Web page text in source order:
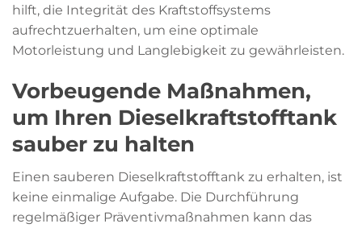
hilft, die Integrität des Kraftstoffsystems
aufrechtzuerhalten, um eine optimale
Motorleistung und Langlebigkeit zu gewährleisten.
Vorbeugende Maßnahmen,
um Ihren Dieselkraftstofftank
sauber zu halten
Einen sauberen Dieselkraftstofftank zu erhalten, ist
keine einmalige Aufgabe. Die Durchführung
regelmäßiger Präventivmaßnahmen kann das